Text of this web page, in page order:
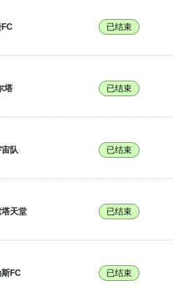
已结束
塔 已结束
队 已结束
天堂 已结束
FC 已结束